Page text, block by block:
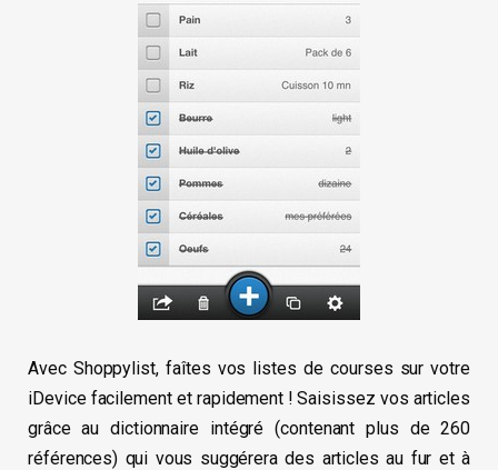
Avec Shoppylist, faîtes vos listes de courses sur votre
iDevice facilement et rapidement ! Saisissez vos articles
grâce au dictionnaire intégré (contenant plus de 260
références) qui vous suggérera des articles au fur et à